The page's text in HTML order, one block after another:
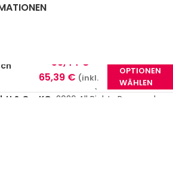
& Co. KG. 2026 All Rights Reserved.
59,44 €
65,39 € (inkl.
MwSt.)
OPTIONEN
WÄHLEN